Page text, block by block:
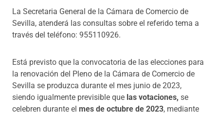
La Secretaria General de la Cámara de Comercio de
Sevilla, atenderá las consultas sobre el referido tema a
través del teléfono: 955110926.
Está previsto que la convocatoria de las elecciones para
la renovación del Pleno de la Cámara de Comercio de
Sevilla se produzca durante el mes junio de 2023,
siendo igualmente previsible que las votaciones, se
celebren durante el mes de octubre de 2023, mediante